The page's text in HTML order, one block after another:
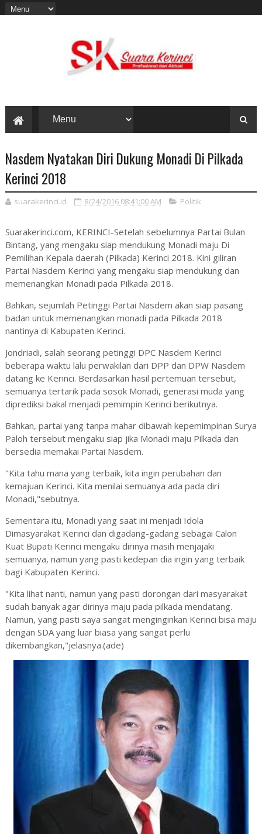
Nasdem Nyatakan Diri Dukung Monadi Di Pilkada
Kerinci 2018
suarakerinci.id 8/24/2016 08:41:00 AM Politik
Suarakerinci.com, KERINCI-Setelah sebelumnya Partai Bulan
Bintang, yang mengaku siap mendukung Monadi maju Di
Pemilihan Kepala daerah (Pilkada) Kerinci 2018. Kini giliran
Partai Nasdem Kerinci yang mengaku siap mendukung dan
memenangkan Monadi pada Pilkada 2018.
Bahkan, sejumlah Petinggi Partai Nasdem akan siap pasang
badan untuk memenangkan monadi pada Pilkada 2018
nantinya di Kabupaten Kerinci.
Jondriadi, salah seorang petinggi DPC Nasdem Kerinci
beberapa waktu lalu perwakilan dari DPP dan DPW Nasdem
datang ke Kerinci. Berdasarkan hasil pertemuan tersebut,
semuanya tertarik pada sosok Monadi, generasi muda yang
diprediksi bakal menjadi pemimpin Kerinci berikutnya.
Bahkan, partai yang tanpa mahar dibawah kepemimpinan Surya
Paloh tersebut mengaku siap jika Monadi maju Pilkada dan
bersedia memakai Partai Nasdem.
"Kita tahu mana yang terbaik, kita ingin perubahan dan
kemajuan Kerinci. Kita menilai semuanya ada pada diri
Monadi,"sebutnya.
Sementara itu, Monadi yang saat ini menjadi Idola
Dimasyarakat Kerinci dan digadang-gadang sebagai Calon
Kuat Bupati Kerinci mengaku dirinya masih menjajaki
semuanya, namun yang pasti kedepan dia ingin yang terbaik
bagi Kabupaten Kerinci.
"Kita lihat nanti, namun yang pasti dorongan dari masyarakat
sudah banyak agar dirinya maju pada pilkada mendatang.
Namun, yang pasti saya sangat menginginkan Kerinci bisa maju
dengan SDA yang luar biasa yang sangat perlu
dikembangkan,"jelasnya.(ade)